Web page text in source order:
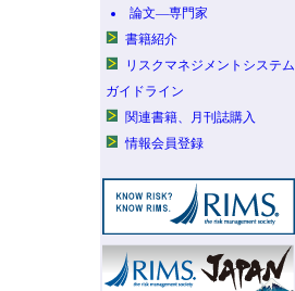
論文―専門家
書籍紹介
リスクマネジメントシステム
ガイドライン
関連書籍、月刊誌購入
情報会員登録